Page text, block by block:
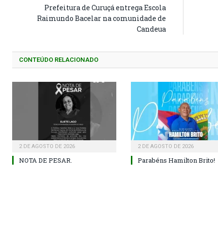
Prefeitura de Curuçá entrega Escola
Raimundo Bacelar na comunidade de
Candeua
CONTEÚDO RELACIONADO
2 DE AGOSTO DE 2026
NOTA DE PESAR.
2 DE AGOSTO DE 2026
Parabéns Hamilton Brito!